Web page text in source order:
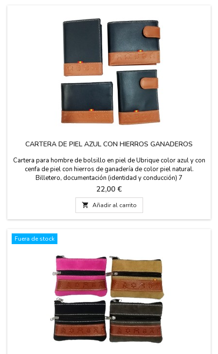
CARTERA DE PIEL AZUL CON HIERROS GANADEROS
Cartera para hombre de bolsillo en piel de Ubrique color azul y con
cenfa de piel con hierros de ganadería de color piel natural.
Billetero, documentación (identidad y conducción) 7
tarjeteros. Fabricado en España. Medidas: Vertical con y sin cierre:
11 cm x 8 cm Horizontal con y sin cierre: 10.5 cm. de ancho
x 8 cm. de alto
Precio
22,00 €
 Añadir al carrito
Fuera de stock